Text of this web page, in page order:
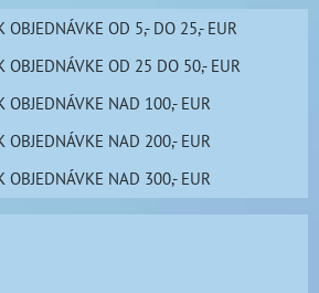
OBJEDNÁVKE OD 5,- DO 25,- EUR
OBJEDNÁVKE OD 25 DO 50,- EUR
OBJEDNÁVKE NAD 100,- EUR
OBJEDNÁVKE NAD 200,- EUR
OBJEDNÁVKE NAD 300,- EUR